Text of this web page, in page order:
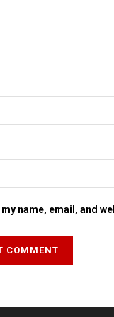
my name, email, and